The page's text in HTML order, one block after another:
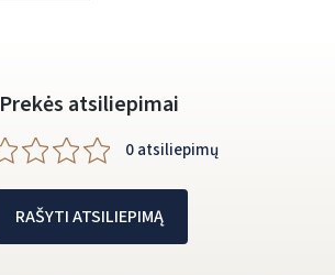
Prekės atsiliepimai
0 atsiliepimų
RAŠYTI ATSILIEPIMĄ